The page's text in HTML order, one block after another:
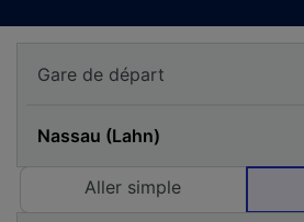
Aller simple